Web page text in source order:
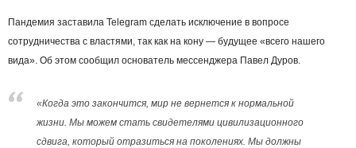
Пандемия заставила Telegram сделать исключение в вопросе
сотрудничества с властями, так как на кону — будущее «всего нашего
вида». Об этом сообщил основатель мессенджера Павел Дуров.
«Когда это закончится, мир не вернется к нормальной
жизни. Мы можем стать свидетелями цивилизационного
сдвига, который отразиться на поколениях. Мы должны